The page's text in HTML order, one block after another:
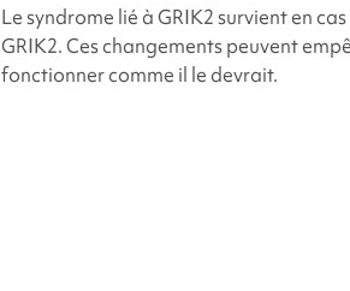
Symptômes
Lesyndrome lié à GRIK2survient en
GRIK2. Ces changements peuvent
fonctionner comme il le devrait.